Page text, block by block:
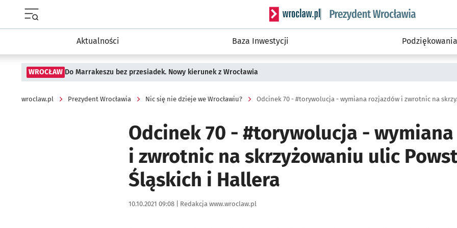
Serwis informacyjny wroclaw.pl podserwis:
Aktualności Baza Inwestycji Podziękowania
WROCŁAW Do Marrakeszu bez przesiadek. Nowy kierunek z Wrocławia
wroclaw.pl Prezydent Wrocławia Nic się nie dzieje we Wrocławiu?
Odcinek 70 - #torywolucja -
i zwrotnic na skrzyżowaniu ulic
Śląskich i Hallera
Data publikacji:
10.10.2021 09:08 | Autor:
Redakcja www.wroclaw.pl